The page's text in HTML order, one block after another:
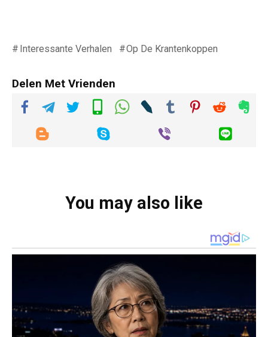
Interessante Verhalen Op De Krantenkoppen
Delen Met Vrienden
You may also like